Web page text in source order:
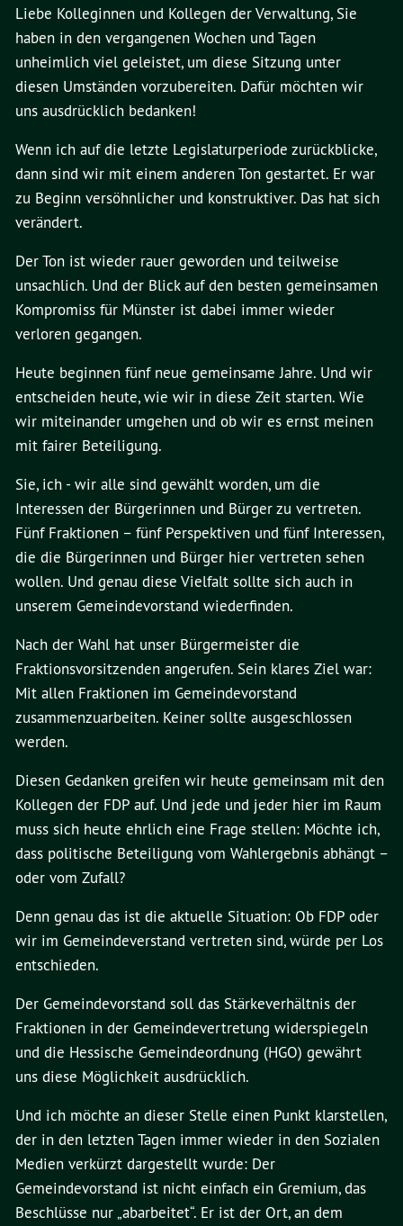
Liebe Kolleginnen und Kollegen der Verwaltung, Sie
haben in den vergangenen Wochen und Tagen
unheimlich viel geleistet, um diese Sitzung unter
diesen Umständen vorzubereiten. Dafür möchten wir
uns ausdrücklich bedanken!
Wenn ich auf die letzte Legislaturperiode zurückblicke,
dann sind wir mit einem anderen Ton gestartet. Er war
zu Beginn versöhnlicher und konstruktiver. Das hat sich
verändert.
Der Ton ist wieder rauer geworden und teilweise
unsachlich. Und der Blick auf den besten gemeinsamen
Kompromiss für Münster ist dabei immer wieder
verloren gegangen.
Heute beginnen fünf neue gemeinsame Jahre. Und wir
entscheiden heute, wie wir in diese Zeit starten. Wie
wir miteinander umgehen und ob wir es ernst meinen
mit fairer Beteiligung.
Sie, ich - wir alle sind gewählt worden, um die
Interessen der Bürgerinnen und Bürger zu vertreten.
Fünf Fraktionen – fünf Perspektiven und fünf Interessen,
die die Bürgerinnen und Bürger hier vertreten sehen
wollen. Und genau diese Vielfalt sollte sich auch in
unserem Gemeindevorstand wiederfinden.
Nach der Wahl hat unser Bürgermeister die
Fraktionsvorsitzenden angerufen. Sein klares Ziel war:
Mit allen Fraktionen im Gemeindevorstand
zusammenzuarbeiten. Keiner sollte ausgeschlossen
werden.
Diesen Gedanken greifen wir heute gemeinsam mit den
Kollegen der FDP auf. Und jede und jeder hier im Raum
muss sich heute ehrlich eine Frage stellen: Möchte ich,
dass politische Beteiligung vom Wahlergebnis abhängt –
oder vom Zufall?
Denn genau das ist die aktuelle Situation: Ob FDP oder
wir im Gemeindeverstand vertreten sind, würde per Los
entschieden.
Der Gemeindevorstand soll das Stärkeverhältnis der
Fraktionen in der Gemeindevertretung widerspiegeln
und die Hessische Gemeindeordnung (HGO) gewährt
uns diese Möglichkeit ausdrücklich.
Und ich möchte an dieser Stelle einen Punkt klarstellen,
der in den letzten Tagen immer wieder in den Sozialen
Medien verkürzt dargestellt wurde: Der
Gemeindevorstand ist nicht einfach ein Gremium, das
Beschlüsse nur „abarbeitet“. Er ist der Ort, an dem